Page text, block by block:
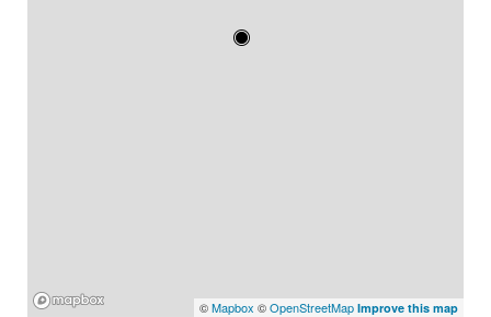
©Mapbox ©OpenStreetMap Improve this map